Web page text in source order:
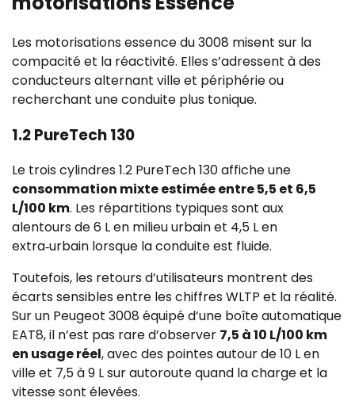
Les motorisations essence du 3008 misent sur la
compacité et la réactivité. Elles s’adressent à des
conducteurs alternant ville et périphérie ou
recherchant une conduite plus tonique.
1.2 PureTech 130
Le trois cylindres 1.2 PureTech 130 affiche une
consommation mixte estimée entre 5,5 et 6,5
L/100 km. Les répartitions typiques sont aux
alentours de 6 L en milieu urbain et 4,5 L en
extra‑urbain lorsque la conduite est fluide.
Toutefois, les retours d’utilisateurs montrent des
écarts sensibles entre les chiffres WLTP et la réalité.
Sur un Peugeot 3008 équipé d’une boîte automatique
EAT8, il n’est pas rare d’observer 7,5 à 10 L/100 km
en usage réel, avec des pointes autour de 10 L en
ville et 7,5 à 9 L sur autoroute quand la charge et la
vitesse sont élevées.